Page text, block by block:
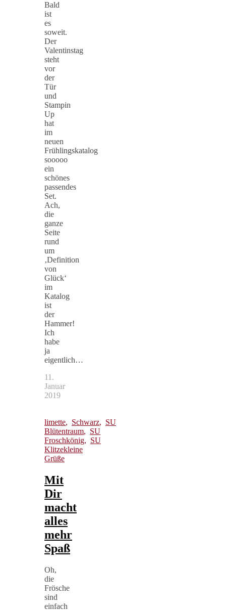
Bald
ist
es
soweit.
Der
Valentinstag
steht
vor
der
Tür
und
Stampin
Up
hat
im
neuen
Frühlingskatalog
sooooo
ein
schönes
passendes
Set.
Ach,
die
ganze
Seite
rund
um
‚Definition
von
Glück‘
im
Katalog
ist
der
Hammer!
Ich
habe
ja
eigentlich…
11.
Januar
2019
limette, Schwarz, SU
Blütentraum, SU
Froschkönig, SU
Klitzekleine
Grüße
Mit
Dir
macht
alles
mehr
Spaß
Oh,
die
Frösche
sind
einfach